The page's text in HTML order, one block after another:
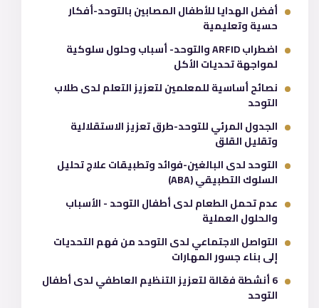
أفضل الهدايا للأطفال المصابين بالتوحد-أفكار
حسية وتعليمية
اضطراب ARFID والتوحد- أسباب وحلول سلوكية
لمواجهة تحديات الأكل
نصائح أساسية للمعلمين لتعزيز التعلم لدى طلاب
التوحد
الجدول المرئي للتوحد-طرق تعزيز الاستقلالية
وتقليل القلق
التوحد لدى البالغين-فوائد وتطبيقات علاج تحليل
السلوك التطبيقي (ABA)
عدم تحمل الطعام لدى أطفال التوحد - الأسباب
والحلول العملية
التواصل الاجتماعي لدى التوحد من فهم التحديات
إلى بناء جسور المهارات
6 أنشطة فعّالة لتعزيز التنظيم العاطفي لدى أطفال
التوحد